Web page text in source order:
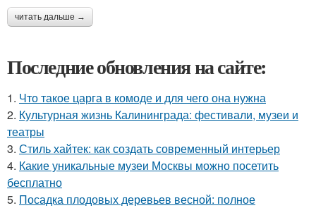
читать дальше →
Последние обновления на сайте:
1. Что такое царга в комоде и для чего она нужна
2. Культурная жизнь Калининграда: фестивали, музеи и
театры
3. Стиль хайтек: как создать современный интерьер
4. Какие уникальные музеи Москвы можно посетить
бесплатно
5. Посадка плодовых деревьев весной: полное